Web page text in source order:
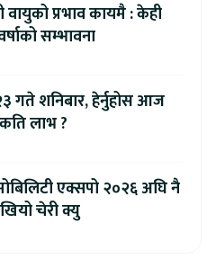
प्रभाव कायमै : केही
सम्भावना
गते शनिबार, हेर्नुहोस आज
लाभ ?
एक्सपो २०२६ अघि नै
चेरी क्यु